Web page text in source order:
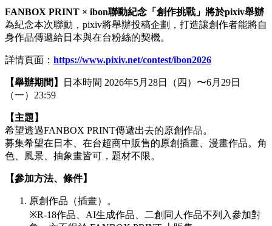
FANBOX PRINT × ibon聯動紀念「創作挑戰」將於pixiv舉辦
為紀念本次聯動，pixiv將舉辦投稿企劃，打造讓創作者能將自
身作品傳遞給日本與在台粉絲的契機。
詳情頁面： https://www.pixiv.net/contest/ibon2026
【舉辦期間】
日本時間 2026年5月28日（四）〜6月29日
（一）23:59
【主題】
希望透過FANBOX PRINT傳遞出去的原創作品。
募集希望在日本、在台超商中販售的原創插畫、漫畫作品。角
色、風景、抽象畫皆可，題材不限。
【參加方法、條件】
原創作品（插畫）。
※R-18作品、AI生成作品、二創同人作品不列入參加對